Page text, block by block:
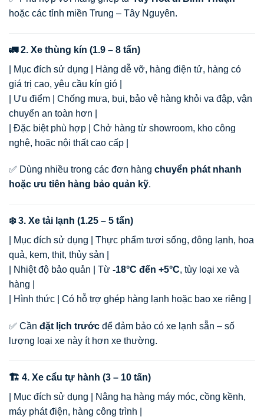
hoặc các tỉnh miền Trung – Tây Nguyên.
🚛 2. Xe thùng kín (1.9 – 8 tấn)
| Mục đích sử dụng | Hàng dễ vỡ, hàng điện tử, hàng có
giá trị cao, yêu cầu kín gió |
| Ưu điểm | Chống mưa, bụi, bảo vệ hàng khỏi va đập, vận
chuyển an toàn hơn |
| Đặc biệt phù hợp | Chở hàng từ showroom, kho công
nghệ, hoặc nội thất cao cấp |
✅ Dùng nhiều trong các đơn hàng chuyển phát nhanh
hoặc ưu tiên hàng bảo quản kỹ.
❄️ 3. Xe tải lạnh (1.25 – 5 tấn)
| Mục đích sử dụng | Thực phẩm tươi sống, đông lạnh, hoa
quả, kem, thịt, thủy sản |
| Nhiệt độ bảo quản | Từ -18°C đến +5°C, tùy loại xe và
hàng |
| Hình thức | Có hỗ trợ ghép hàng lạnh hoặc bao xe riêng |
✅ Cần đặt lịch trước để đảm bảo có xe lạnh sẵn – số
lượng loại xe này ít hơn xe thường.
🏗️ 4. Xe cẩu tự hành (3 – 10 tấn)
| Mục đích sử dụng | Nâng hạ hàng máy móc, cồng kềnh,
máy phát điện, hàng công trình |